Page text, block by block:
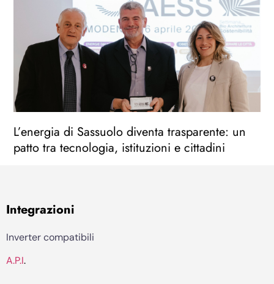
L’energia di Sassuolo diventa trasparente: un
patto tra tecnologia, istituzioni e cittadini
Integrazioni
Inverter compatibili
A.P.I.